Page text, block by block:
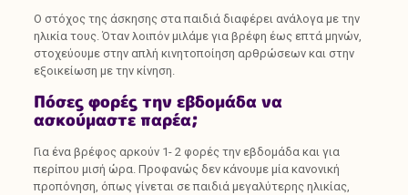
Ο στόχος της άσκησης στα παιδιά διαφέρει ανάλογα με την
ηλικία τους. Όταν λοιπόν μιλάμε για βρέφη έως επτά μηνών,
στοχεύουμε στην απλή κινητοποίηση αρθρώσεων και στην
εξοικείωση με την κίνηση.
Πόσες φορές την εβδομάδα να
ασκούμαστε παρέα;
Για ένα βρέφος αρκούν 1- 2 φορές την εβδομάδα και για
περίπου μισή ώρα. Προφανώς δεν κάνουμε μία κανονική
προπόνηση, όπως γίνεται σε παιδιά μεγαλύτερης ηλικίας,